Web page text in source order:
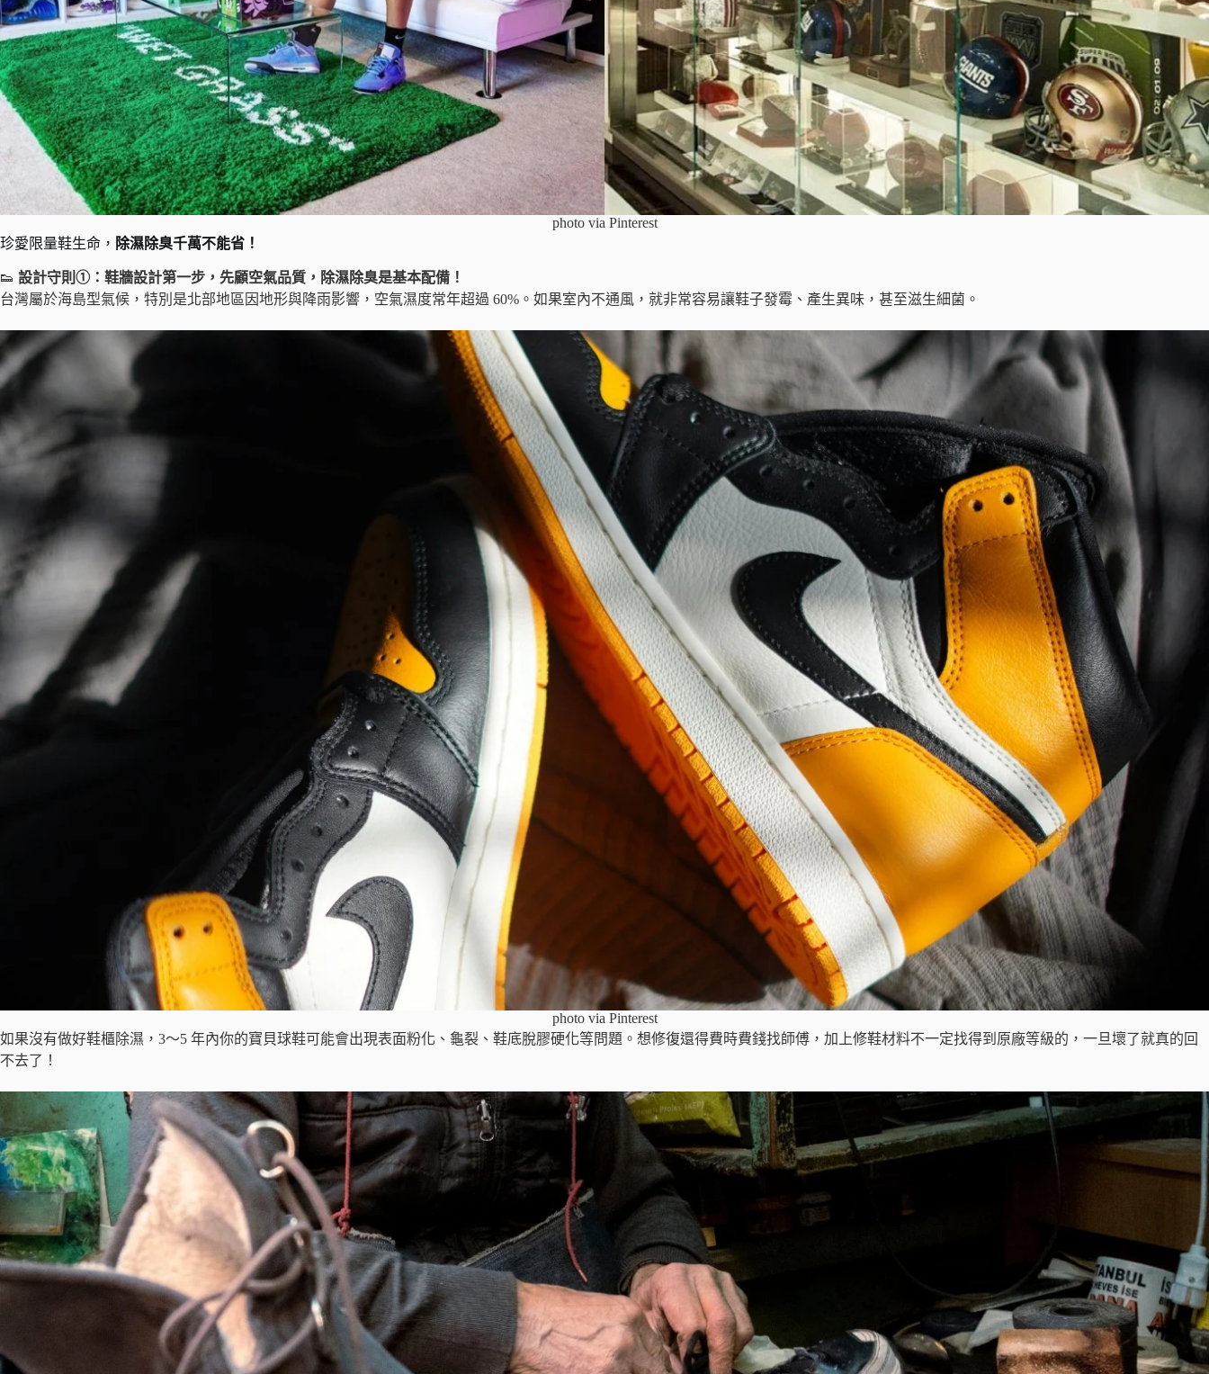
photo via Pinterest
珍愛限量鞋生命， 除濕除臭千萬不能省！
👟 設計守則①：鞋牆設計第一步，先顧空氣品質，除濕除臭是基本配備！
台灣屬於海島型氣候，特別是北部地區因地形與降雨影響，空氣濕度常年超過 60%。如果室內不通風，就非常容易讓鞋子發霉、產生異味，甚至滋生細菌。
photo via Pinterest
如果沒有做好鞋櫃除濕，3～5 年內你的寶貝球鞋可能會出現表面粉化、龜裂、鞋底脫膠硬化等問題。想修復還得費時費錢找師傅，加上修鞋材料不一定找得到原廠等級的，一旦壞了就真的回
不去了！